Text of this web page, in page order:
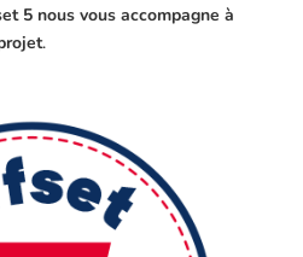
5 nous vous accompagne à
.